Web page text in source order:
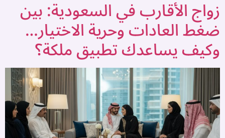
زواج الأقارب في السعودية: بين
ضغط العادات وحرية الاختيار…
وكيف يساعدك تطبيق ملكة؟